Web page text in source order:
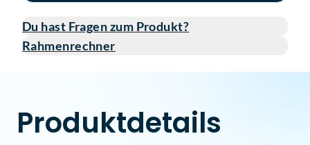
Du hast Fragen zum Produkt?
Rahmenrechner
Produktdetails